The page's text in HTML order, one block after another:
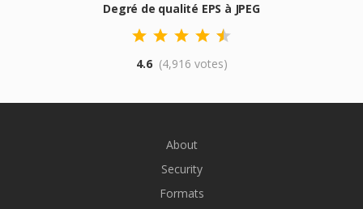
Degré de qualité EPS à JPEG
4.6 (4,916 votes)
About
Security
Formats